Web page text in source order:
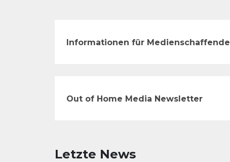
Informationen für Medienschaffende
Out of Home Media Newsletter
Letzte News